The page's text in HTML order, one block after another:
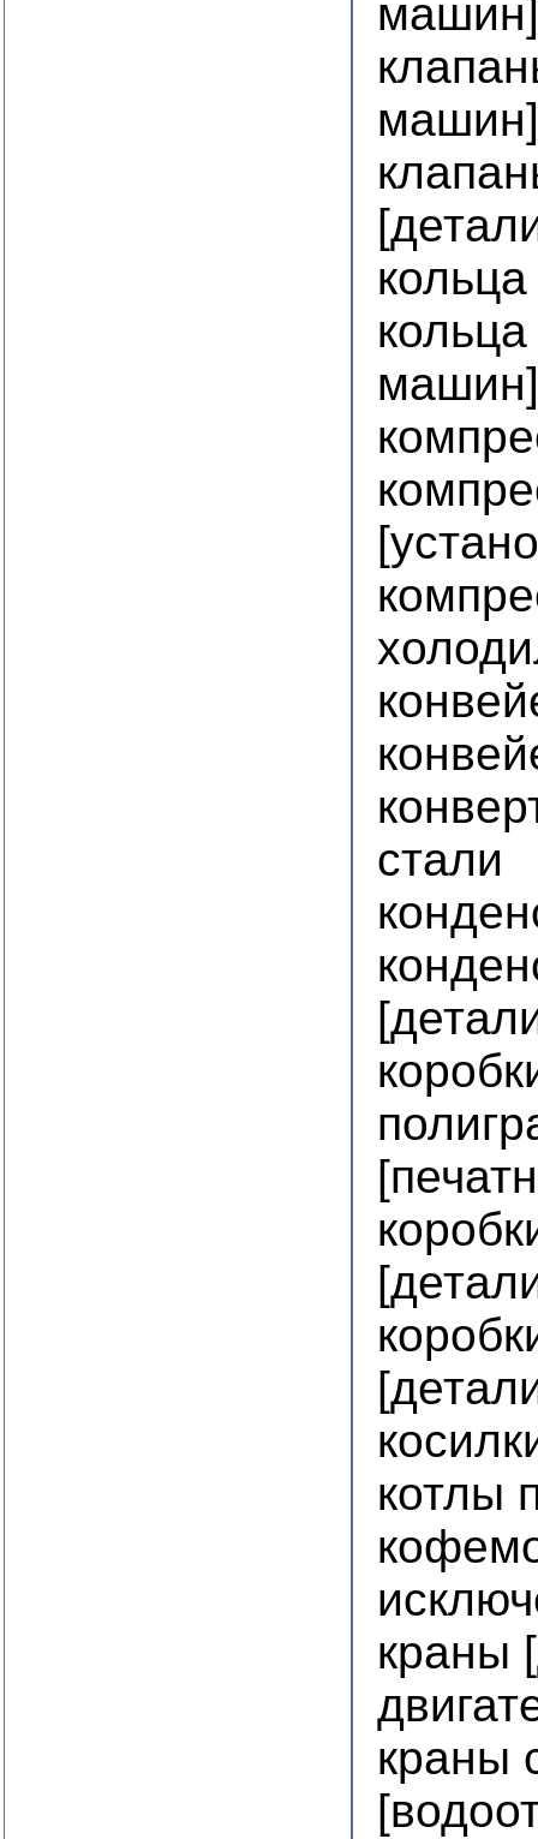
машин]
машин]
машин]
стали
котлы
краны
краны